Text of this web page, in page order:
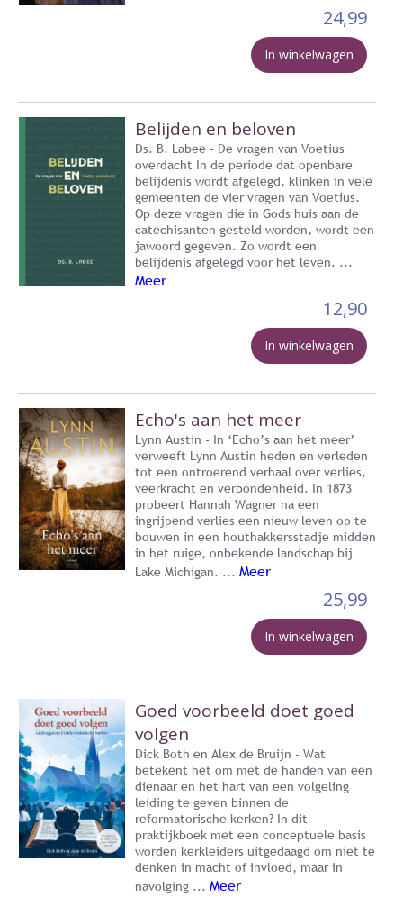
24,99
In winkelwagen
Belijden en beloven
Ds. B. Labee - De vragen van Voetius
overdacht In de periode dat openbare
belijdenis wordt afgelegd, klinken in vele
gemeenten de vier vragen van Voetius.
Op deze vragen die in Gods huis aan de
catechisanten gesteld worden, wordt een
jawoord gegeven. Zo wordt een
belijdenis afgelegd voor het leven. ...
Meer
12,90
In winkelwagen
Echo's aan het meer
Lynn Austin - In ‘Echo’s aan het meer’
verweeft Lynn Austin heden en verleden
tot een ontroerend verhaal over verlies,
veerkracht en verbondenheid. In 1873
probeert Hannah Wagner na een
ingrijpend verlies een nieuw leven op te
bouwen in een houthakkersstadje midden
in het ruige, onbekende landschap bij
Lake Michigan. ... Meer
25,99
In winkelwagen
Goed voorbeeld doet goed
volgen
Dick Both en Alex de Bruijn - Wat
betekent het om met de handen van een
dienaar en het hart van een volgeling
leiding te geven binnen de
reformatorische kerken? In dit
praktijkboek met een conceptuele basis
worden kerkleiders uitgedaagd om niet te
denken in macht of invloed, maar in
navolging ... Meer